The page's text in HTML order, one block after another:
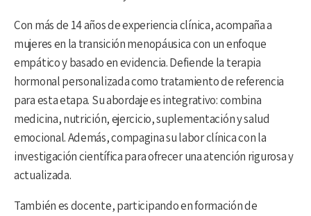
Con más de 14 años de experiencia clínica, acompaña a
mujeres en la transición menopáusica con un enfoque
empático y basado en evidencia. Defiende la terapia
hormonal personalizada como tratamiento de referencia
para esta etapa. Su abordaje es integrativo: combina
medicina, nutrición, ejercicio, suplementación y salud
emocional. Además, compagina su labor clínica con la
investigación científica para ofrecer una atención rigurosa y
actualizada.
También es docente, participando en formación de